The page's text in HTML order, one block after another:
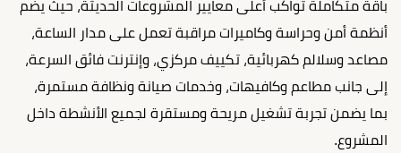
باقة متكاملة تواكب أعلى معايير المشروعات الحديثة، حيث يضم
أنظمة أمن وحراسة وكاميرات مراقبة تعمل على مدار الساعة،
مصاعد وسلالم كهربائية، تكييف مركزي، وإنترنت فائق السرعة،
إلى جانب مطاعم وكافيهات، وخدمات صيانة ونظافة مستمرة،
بما يضمن تجربة تشغيل مريحة ومستقرة لجميع الأنشطة داخل
المشروع.